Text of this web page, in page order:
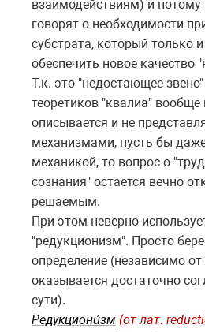
взаимодействиям) и
говорят о необходимости
субстрата, который только
обеспечить новое качество
Т.к. это "недостающее
теоретиков "квалиа"
описывается и не
механизмами, пусть бы
механикой, то вопрос о
сознания" остается вечно
решаемым.
При этом неверно
"редукционизм". Просто
определение (независимо
оказывается достаточно
сути).
Редукциони́зм (от лат.